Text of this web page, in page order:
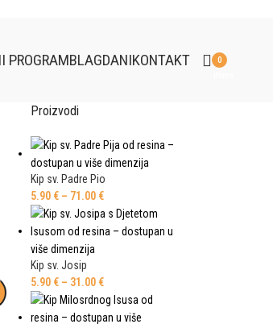
PROGRAMBLAGDANIKONTAKT
0
Proizvodi
Kip sv. Padre Pio
5.90 € – 71.00 €
Kip sv. Josip
5.90 € – 31.00 €